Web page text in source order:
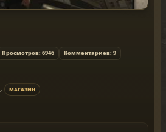
Просмотров: 6946 Комментариев: 9
, МАГАЗИН